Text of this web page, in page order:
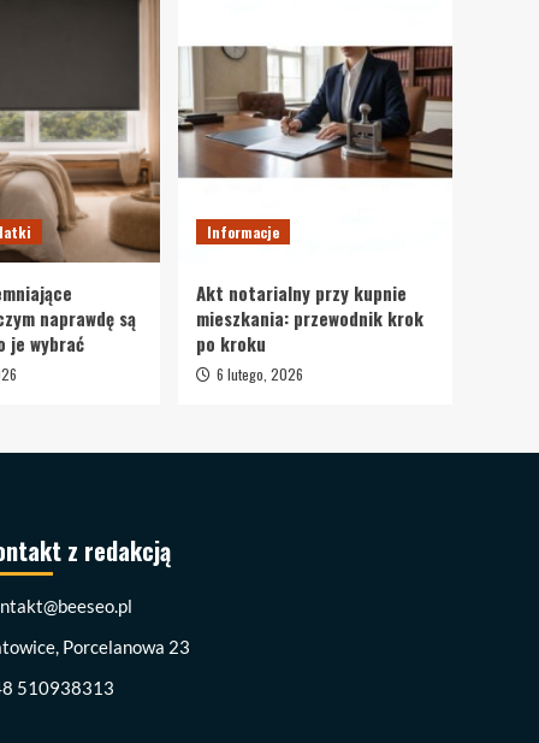
naprawdę są
je wybrać
Informacje
Akt notarialny przy kupnie
mieszkania: przewodnik krok
po kroku
6 lutego, 2026
z redakcją
Porcelanowa 23
510938313